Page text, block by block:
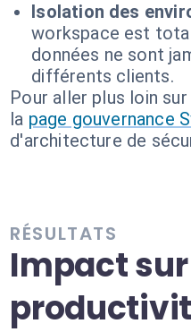
Isolation des
workspace est
données ne sont
différents clients.
Pour aller plus loin
la page gouvernance
d'architecture de
RÉSULTATS
Impact